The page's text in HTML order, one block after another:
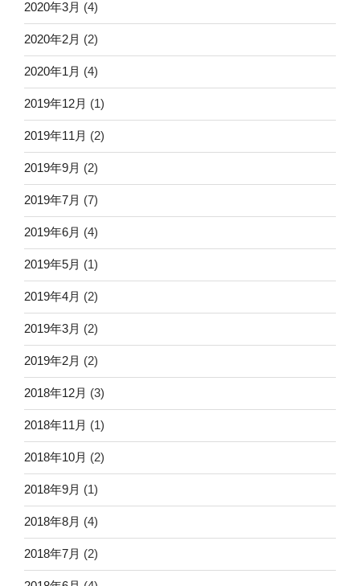
2020年3月 (4)
2020年2月 (2)
2020年1月 (4)
2019年12月 (1)
2019年11月 (2)
2019年9月 (2)
2019年7月 (7)
2019年6月 (4)
2019年5月 (1)
2019年4月 (2)
2019年3月 (2)
2019年2月 (2)
2018年12月 (3)
2018年11月 (1)
2018年10月 (2)
2018年9月 (1)
2018年8月 (4)
2018年7月 (2)